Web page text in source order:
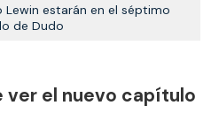
Lewin estarán en el séptimo
de Dudo
ver el nuevo capítulo